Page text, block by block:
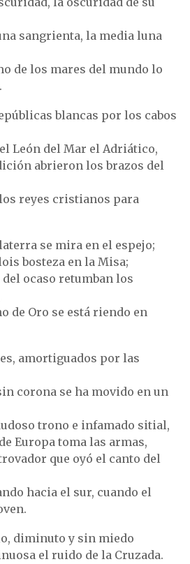
sangrienta, la media luna
de los mares del mundo lo
blancas por los cabos
León del Mar el Adriático,
abrieron los brazos del
reyes cristianos para
se mira en el espejo;
bosteza en la Misa;
ocaso retumban los
de Oro se está riendo en
amortiguados por las
corona se ha movido en un
trono e infamado sitial,
Europa toma las armas,
que oyó el canto del
hacia el sur, cuando el
diminuto y sin miedo
el ruido de la Cruzada.